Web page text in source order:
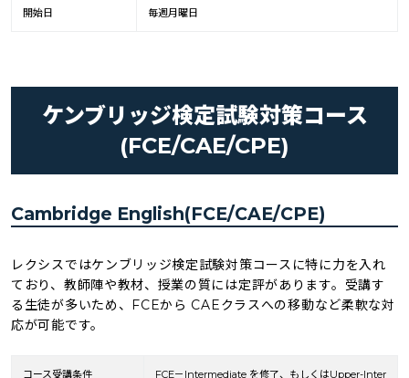
開始日 毎週月曜日
ケンブリッジ検定試験対策コース
(FCE/CAE/CPE)
Cambridge English(FCE/CAE/CPE)
レクシスではケンブリッジ検定試験対策コースに特に力を入れ
ており、教師陣や教材、授業の質には定評があります。受講す
る生徒が多いため、FCEから CAEクラスへの移動など柔軟な対
応が可能です。
コース受講条件 FCE－ Intermediate を修了、もしくはUpper-Inter